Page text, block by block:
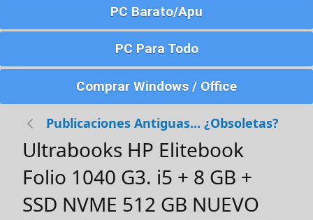
PC Barato/Apu
PC Para Todo
Comprar Windows / Office
Publicaciones Antiguas... ¿Obsoletas?
Ultrabooks HP Elitebook
Folio 1040 G3. i5 + 8 GB +
SSD NVME 512 GB NUEVO